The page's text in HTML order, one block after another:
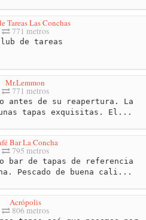
Tareas Las Conchas
771 metros
de tareas
Mr.Lemmon
771 metros
antes de su reapertura. La
tapas exquisitas. El...
Bar La Concha
795 metros
bar de tapas de referencia
Pescado de buena cali...
Acrópolis
806 metros